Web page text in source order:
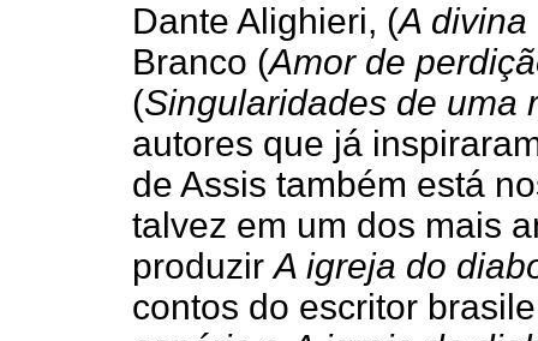
Dante Alighieri, (A divina
Branco (Amor de
(Singularidades de uma
autores que já
de Assis também está
talvez em um dos mais
produzirA igreja do
contos do escritor